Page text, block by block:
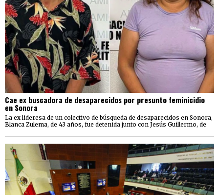
Cae ex buscadora de desaparecidos por presunto feminicidio
en Sonora
La ex lideresa de un colectivo de búsqueda de desaparecidos en Sonora,
Blanca Zulema, de 43 años, fue detenida junto con Jesús Guillermo, de